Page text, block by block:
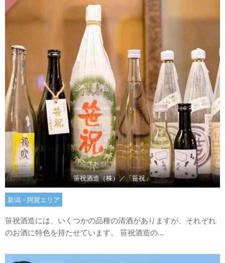
笹祝酒造（株）／「笹祝」
新潟・阿賀エリア
笹祝酒造には、いくつかの品種の清酒がありますが、それぞれ
のお酒に特色を持たせています。 笹祝酒造の...